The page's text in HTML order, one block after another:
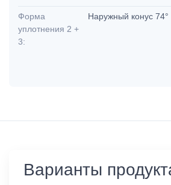
Форма
уплотнения 2 +
3:
Наружный конус 74°
Варианты